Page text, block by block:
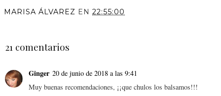
MARISA ÁLVAREZ EN 22:55:00
21 comentarios
Ginger 20 de junio de 2018 a las 9:41
Muy buenas recomendaciones, ¡¡que chulos los balsamos!!!